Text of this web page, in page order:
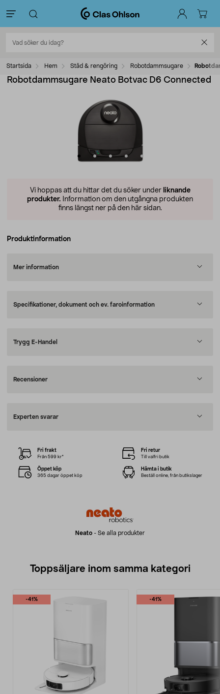
Startsida Hem Städ & rengöring Robotdammsugare
Robotdammsugare Neato Botvac D6 Connected
Vi hoppas att du hittar det du söker under liknande
produkter. Information om den utgångna produkten
finns längst ner på den här sidan.
Produktinformation
Mer information
Specifikationer, dokument och ev. faroinformation
Trygg E-Handel
Recensioner
Experten svarar
Neato - Se alla produkter
Fri frakt
Från 599 kr*
Fri retur
Till valfri butik
Öppet köp
365 dagar öppet köp
Hämta i butik
Beställ online, från butikslager
Toppsäljare inom samma kategori
-41% -41%